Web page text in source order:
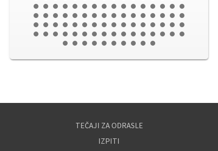
TEČAJI ZA ODRASLE
IZPITI